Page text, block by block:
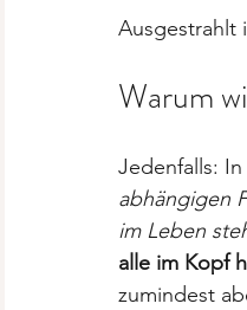
Ausgestrahlt
Warum
Jedenfalls:
abhängigen
im Leben
alle im Kopf
zumindest